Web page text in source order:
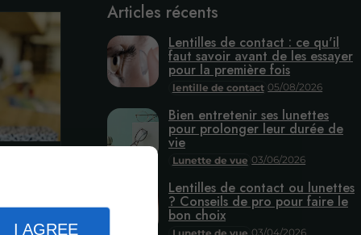
I AGREE
Articles récents
lentille de contact 05/08/2026
Lentilles de contact : ce qu'il
faut savoir avant de les essayer
pour la première fois
Lunette de vue 03/06/2026
Bien entretenir ses lunettes
pour prolonger leur durée de
vie
03/04/2026
Lentilles de contact ou lunettes
? Conseils de pro pour faire le
bon choix